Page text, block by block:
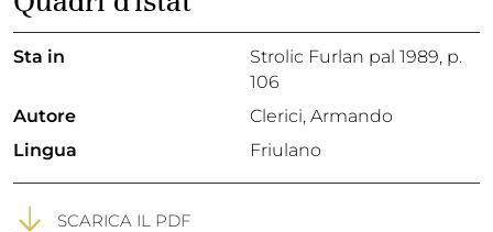
Sta in Strolic Furlan pal 1989, p.
106
Autore
Clerici, Armando
Lingua
Friulano
SCARICA IL PDF